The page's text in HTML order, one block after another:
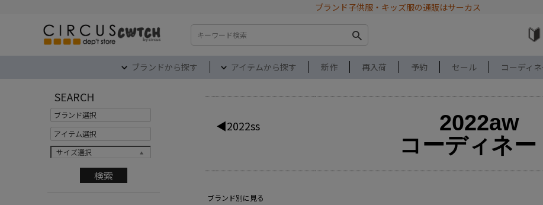
ブランド子供服・キッズ服の通販はサーカス
検索
ブランドから探す アイテムから探す 新作 再入荷 予約 セール コーディ
SEARCH
サイズ選択
◀2022ss
2022aw
コーディネー
ブランド別に見る